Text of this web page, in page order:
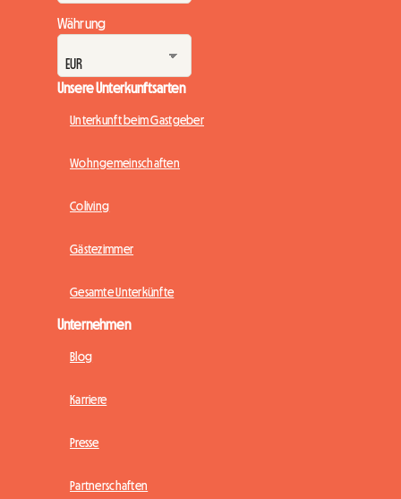
Währung
Unsere Unterkunftsarten
Unterkunft beim Gastgeber
Wohngemeinschaften
Coliving
Gästezimmer
Gesamte Unterkünfte
Unternehmen
Blog
Karriere
Presse
Partnerschaften